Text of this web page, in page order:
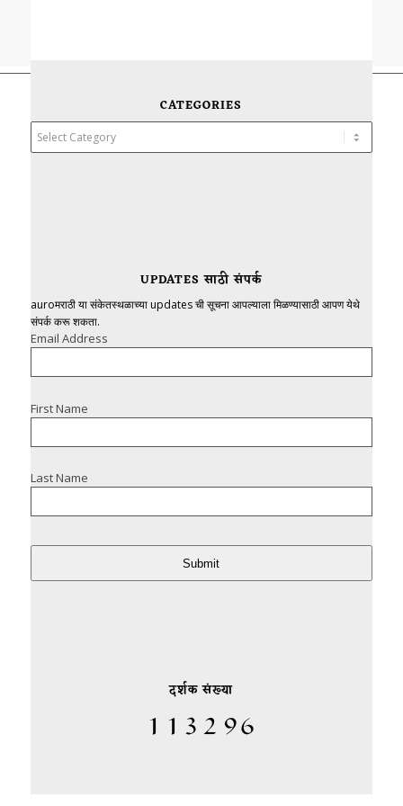
CATEGORIES
Categories
UPDATES साठी संपर्क
auroमराठी या संकेतस्थळाच्या updates ची सूचना आपल्याला मिळण्यासाठी आपण येथे
संपर्क करू शकता.
Email Address
First Name
Last Name
Submit
दर्शक संख्या